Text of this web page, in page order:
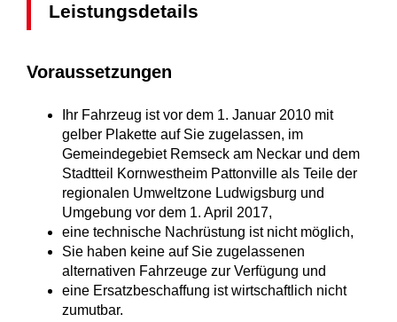
Leistungsdetails
Voraussetzungen
Ihr Fahrzeug ist vor dem 1. Januar 2010 mit
gelber Plakette auf Sie zugelassen, im
Gemeindegebiet Remseck am Neckar und dem
Stadtteil Kornwestheim Pattonville als Teile der
regionalen Umweltzone Ludwigsburg und
Umgebung vor dem 1. April 2017,
eine technische Nachrüstung ist nicht möglich,
Sie haben keine auf Sie zugelassenen
alternativen Fahrzeuge zur Verfügung und
eine Ersatzbeschaffung ist wirtschaftlich nicht
zumutbar.